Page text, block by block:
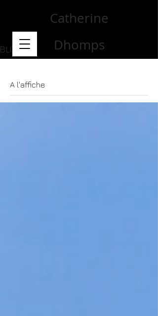
Catherine
Dhomps
BLOG
A l'affiche